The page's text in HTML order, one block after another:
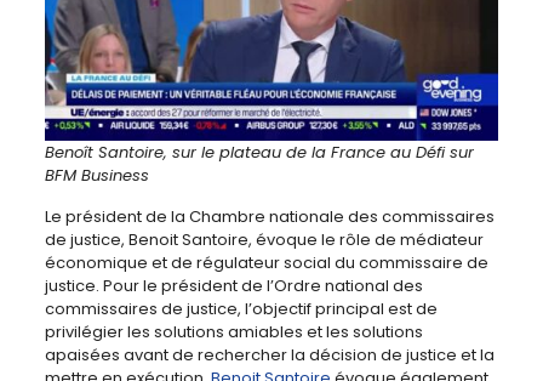
Benoît Santoire, sur le plateau de la France au Défi sur
BFM Business
Le président de la Chambre nationale des commissaires
de justice, Benoit Santoire, évoque le rôle de médiateur
économique et de régulateur social du commissaire de
justice. Pour le président de l’Ordre national des
commissaires de justice, l’objectif principal est de
privilégier les solutions amiables et les solutions
apaisées avant de rechercher la décision de justice et la